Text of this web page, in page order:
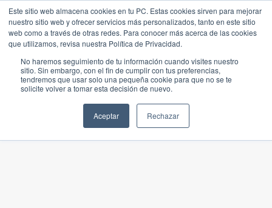
Este sitio web almacena cookies en tu PC. Estas cookies sirven para mejorar
nuestro sitio web y ofrecer servicios más personalizados, tanto en este sitio
web como a través de otras redes. Para conocer más acerca de las cookies
que utilizamos, revisa nuestra Política de Privacidad.
No haremos seguimiento de tu información cuando visites nuestro
sitio. Sin embargo, con el fin de cumplir con tus preferencias,
tendremos que usar solo una pequeña cookie para que no se te
solicite volver a tomar esta decisión de nuevo.
Aceptar Rechazar